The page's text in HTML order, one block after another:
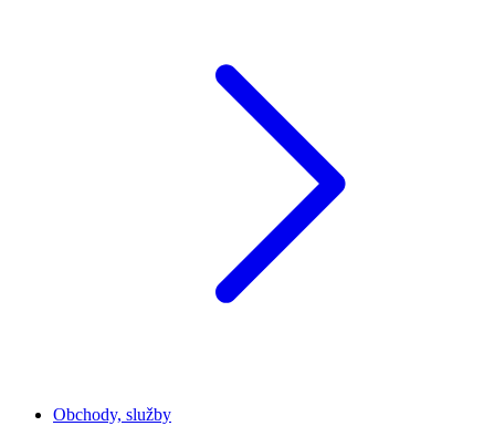
Obchody, služby